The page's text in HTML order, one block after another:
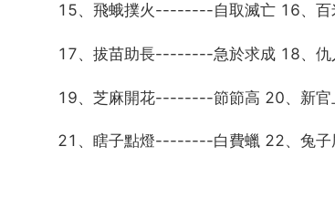
15、飛蛾撲火--------自取滅亡 16、
17、拔苗助長--------急於求成 18、
19、芝麻開花--------節節高 20、新
21、瞎子點燈--------白費蠟 22、兔